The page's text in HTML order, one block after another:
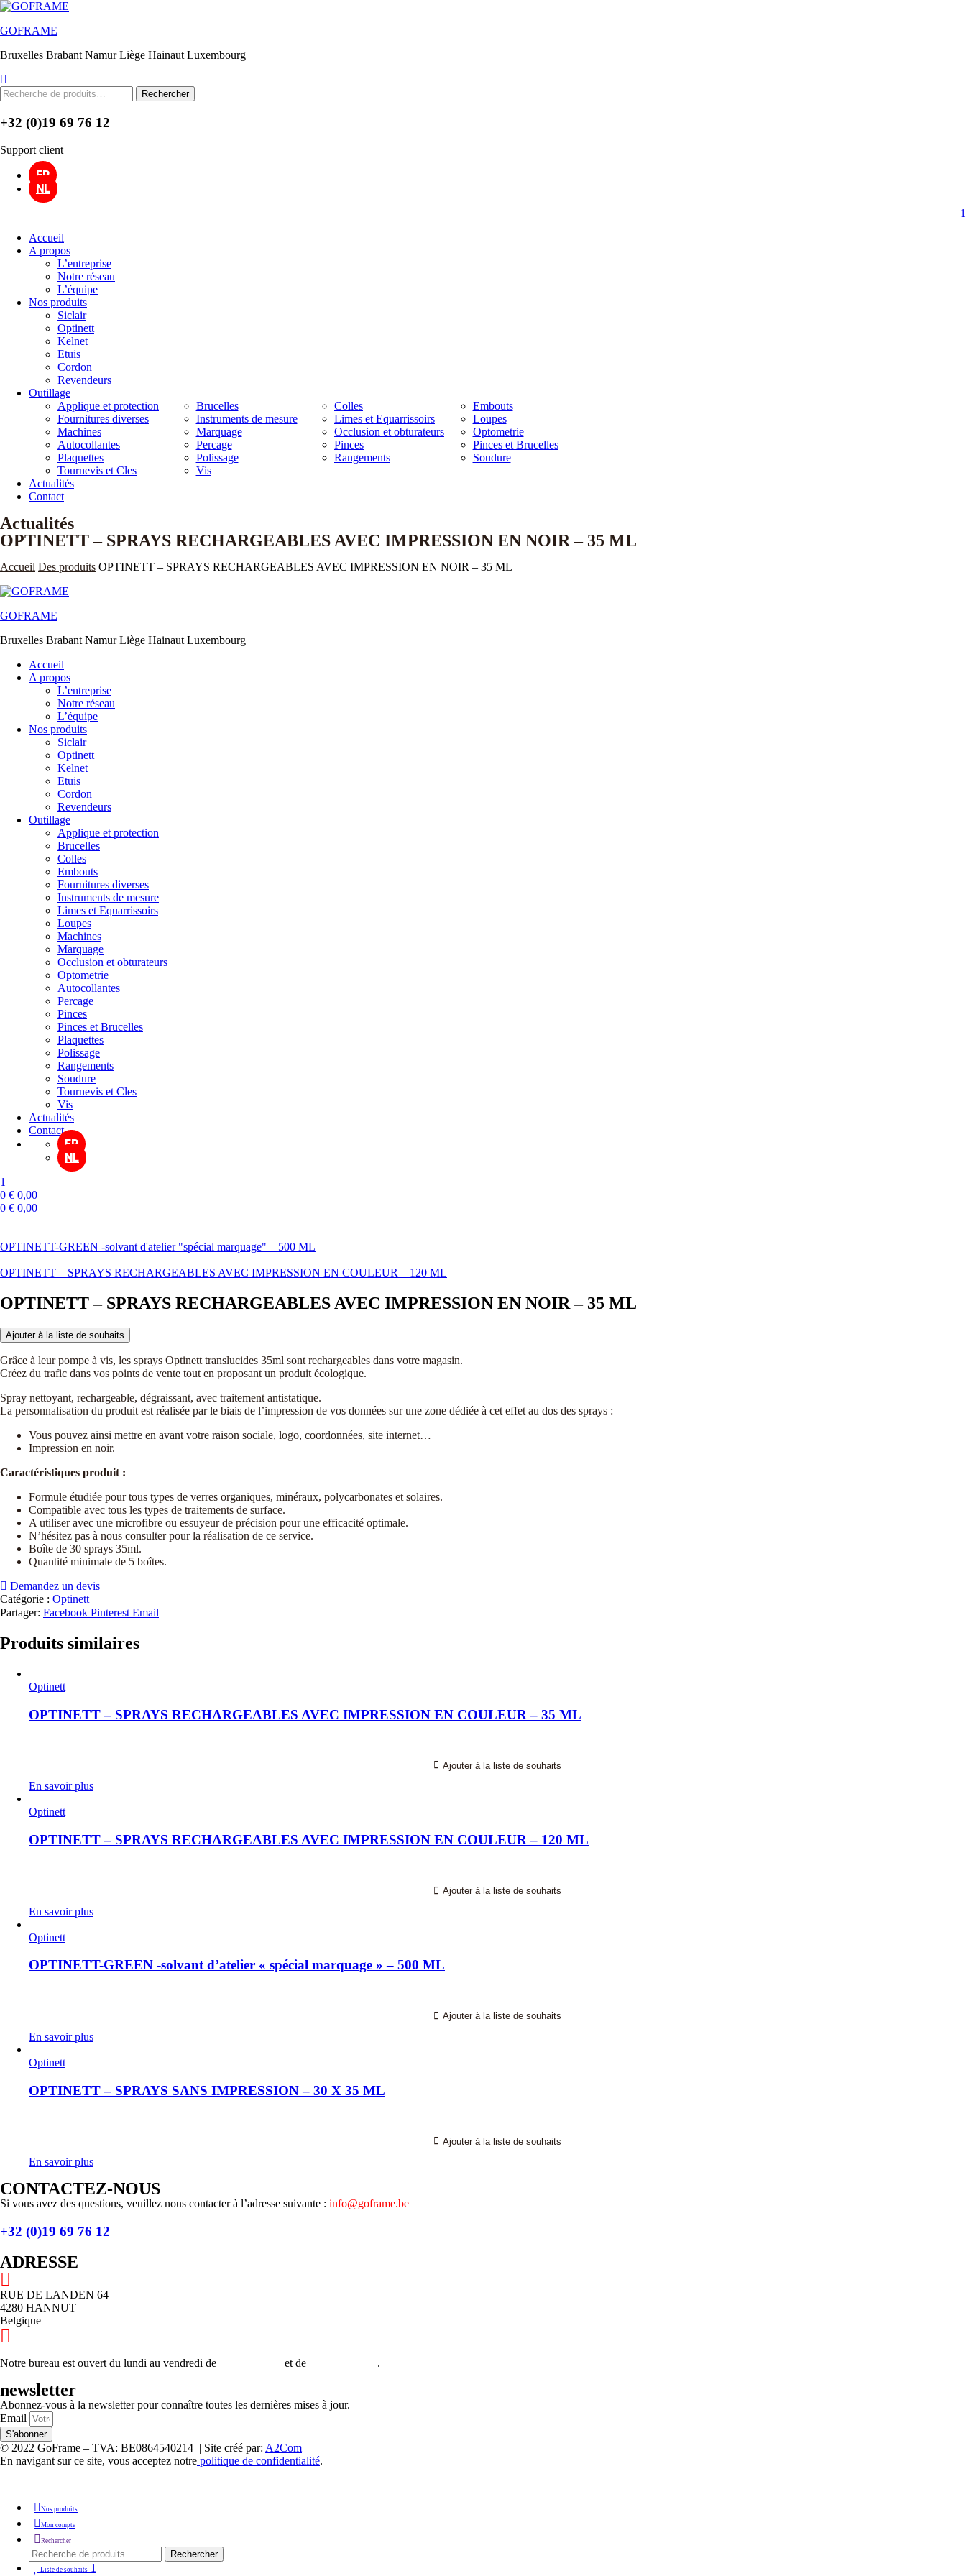
Menu
GOFRAME
Bruxelles Brabant Namur Liège Hainaut Luxembourg
Rechercher : Rechercher
+32 (0)19 69 76 12
Support client
FR
NL
1
Accueil
A propos
L’entreprise
Notre réseau
L’équipe
Nos produits
Siclair
Optinett
Kelnet
Etuis
Cordon
Revendeurs
Outillage
Applique et protection
Brucelles Colles
Embouts
Fournitures diverses
Instruments de mesure Limes et Equarrissoirs
Loupes
Machines
Marquage Occlusion et obturateurs
Optometrie
Autocollantes
Percage Pinces
Pinces et Brucelles
Plaquettes
Polissage Rangements
Soudure
Tournevis et Cles
Vis
Actualités
Contact
Actualités
OPTINETT – SPRAYS RECHARGEABLES AVEC IMPRESSION EN NOIR – 35 ML
Accueil Des produits OPTINETT – SPRAYS RECHARGEABLES AVEC IMPRESSION EN NOIR – 35 ML
GOFRAME
Bruxelles Brabant Namur Liège Hainaut Luxembourg
Accueil
A propos
L’entreprise
Notre réseau
L’équipe
Nos produits
Siclair
Optinett
Kelnet
Etuis
Cordon
Revendeurs
Outillage
Applique et protection
Brucelles
Colles
Embouts
Fournitures diverses
Instruments de mesure
Limes et Equarrissoirs
Loupes
Machines
Marquage
Occlusion et obturateurs
Optometrie
Autocollantes
Percage
Pinces
Pinces et Brucelles
Plaquettes
Polissage
Rangements
Soudure
Tournevis et Cles
Vis
Actualités
Contact
FR
NL
1
0 € 0,00
0 € 0,00
OPTINETT-GREEN -solvant d'atelier "spécial marquage" – 500 ML
OPTINETT – SPRAYS RECHARGEABLES AVEC IMPRESSION EN COULEUR – 120 ML
OPTINETT – SPRAYS RECHARGEABLES AVEC IMPRESSION EN NOIR – 35 ML
Ajouter à la liste de souhaits
Grâce à leur pompe à vis, les sprays Optinett translucides 35ml sont rechargeables dans votre magasin.
Créez du trafic dans vos points de vente tout en proposant un produit écologique.
Spray nettoyant, rechargeable, dégraissant, avec traitement antistatique.
La personnalisation du produit est réalisée par le biais de l’impression de vos données sur une zone dédiée à cet effet au dos des sprays :
Vous pouvez ainsi mettre en avant votre raison sociale, logo, coordonnées, site internet…
Impression en noir.
Caractéristiques produit :
Formule étudiée pour tous types de verres organiques, minéraux, polycarbonates et solaires.
Compatible avec tous les types de traitements de surface.
A utiliser avec une microfibre ou essuyeur de précision pour une efficacité optimale.
N’hésitez pas à nous consulter pour la réalisation de ce service.
Boîte de 30 sprays 35ml.
Quantité minimale de 5 boîtes.
Demandez un devis
Catégorie : Optinett
Partager: Facebook Pinterest Email
Produits similaires
Optinett
OPTINETT – SPRAYS RECHARGEABLES AVEC IMPRESSION EN COULEUR – 35 ML
Ajouter à la liste de souhaits
En savoir plus
Optinett
OPTINETT – SPRAYS RECHARGEABLES AVEC IMPRESSION EN COULEUR – 120 ML
Ajouter à la liste de souhaits
En savoir plus
Optinett
OPTINETT-GREEN -solvant d’atelier « spécial marquage » – 500 ML
Ajouter à la liste de souhaits
En savoir plus
Optinett
OPTINETT – SPRAYS SANS IMPRESSION – 30 X 35 ML
Ajouter à la liste de souhaits
En savoir plus
CONTACTEZ-NOUS
Si vous avez des questions, veuillez nous contacter à l’adresse suivante : info@goframe.be
+32 (0)19 69 76 12
ADRESSE
RUE DE LANDEN 64
4280 HANNUT
Belgique
Notre bureau est ouvert du lundi au vendredi de et de .
newsletter
Abonnez-vous à la newsletter pour connaître toutes les dernières mises à jour.
Email
S'abonner
© 2022 GoFrame – TVA: BE0864540214 | Site créé par: A2Com
En navigant sur ce site, vous acceptez notre politique de confidentialité.
Nos produits
Mon compte
Rechercher
Rechercher : Rechercher
Liste de souhaits 1